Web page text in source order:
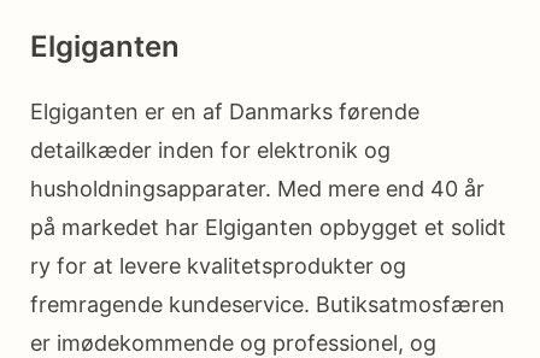
Elgiganten
Elgiganten er en af Danmarks førende
detailkæder inden for elektronik og
husholdningsapparater. Med mere end 40 år
på markedet har Elgiganten opbygget et solidt
ry for at levere kvalitetsprodukter og
fremragende kundeservice. Butiksatmosfæren
er imødekommende og professionel, og